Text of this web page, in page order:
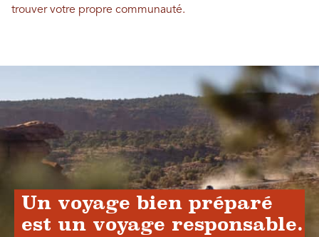
trouver votre propre communauté.
Un voyage bien préparé
est un voyage responsable.